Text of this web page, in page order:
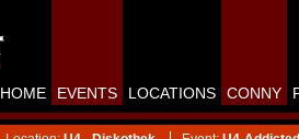
HOME EVENTS LOCATIONS CONNY